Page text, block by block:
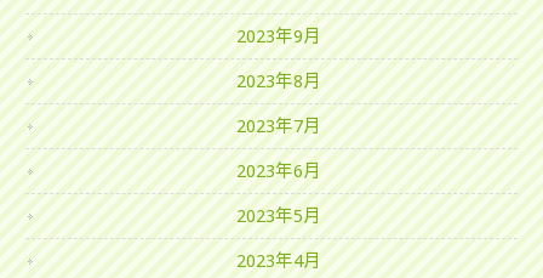
2023年9月
2023年8月
2023年7月
2023年6月
2023年5月
2023年4月